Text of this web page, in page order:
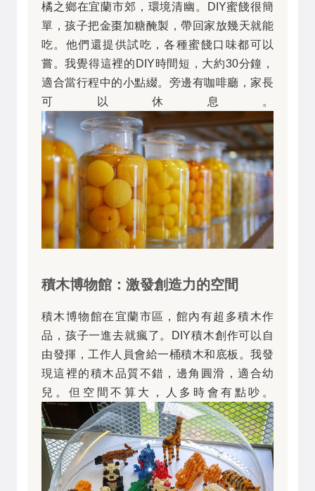
橘之鄉在宜蘭市郊，環境清幽。DIY蜜餞很簡
單，孩子把金棗加糖醃製，帶回家放幾天就能
吃。他們還提供試吃，各種蜜餞口味都可以
嘗。我覺得這裡的DIY時間短，大約30分鐘，
適合當行程中的小點綴。旁邊有咖啡廳，家長
可以休息。
積木博物館：激發創造力的空間
積木博物館在宜蘭市區，館內有超多積木作
品，孩子一進去就瘋了。DIY積木創作可以自
由發揮，工作人員會給一桶積木和底板。我發
現這裡的積木品質不錯，邊角圓滑，適合幼
兒。但空間不算大，人多時會有點吵。